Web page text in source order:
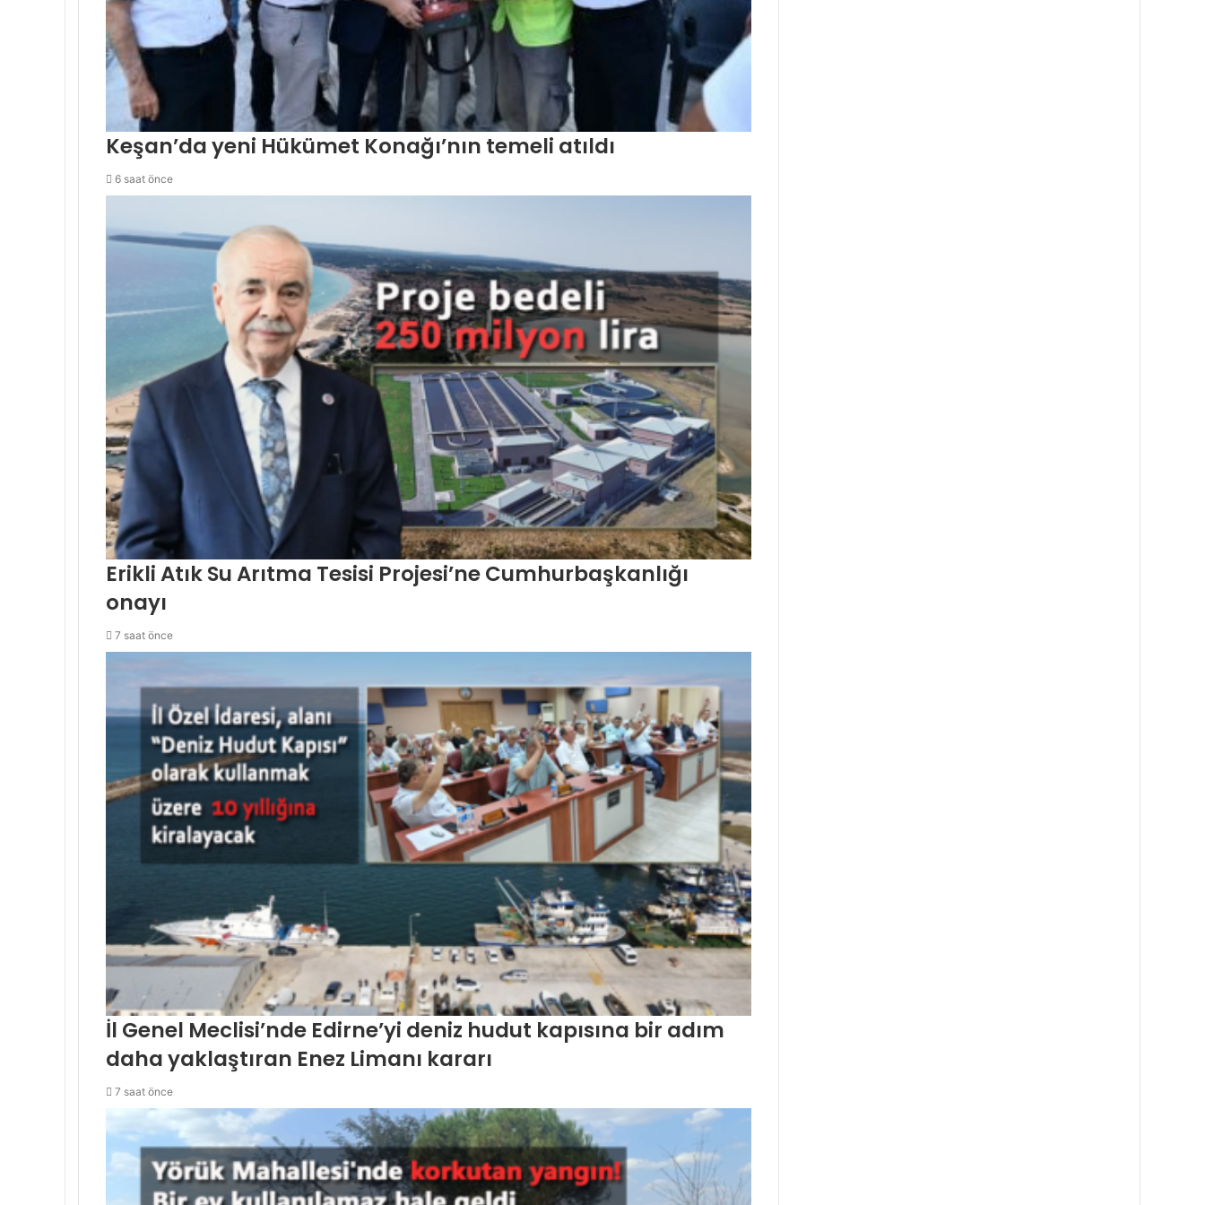
Keşan’da yeni Hükümet Konağı’nın temeli atıldı
6 saat önce
Erikli Atık Su Arıtma Tesisi Projesi’ne Cumhurbaşkanlığı
onayı
7 saat önce
İl Genel Meclisi’nde Edirne’yi deniz hudut kapısına bir adım
daha yaklaştıran Enez Limanı kararı
7 saat önce